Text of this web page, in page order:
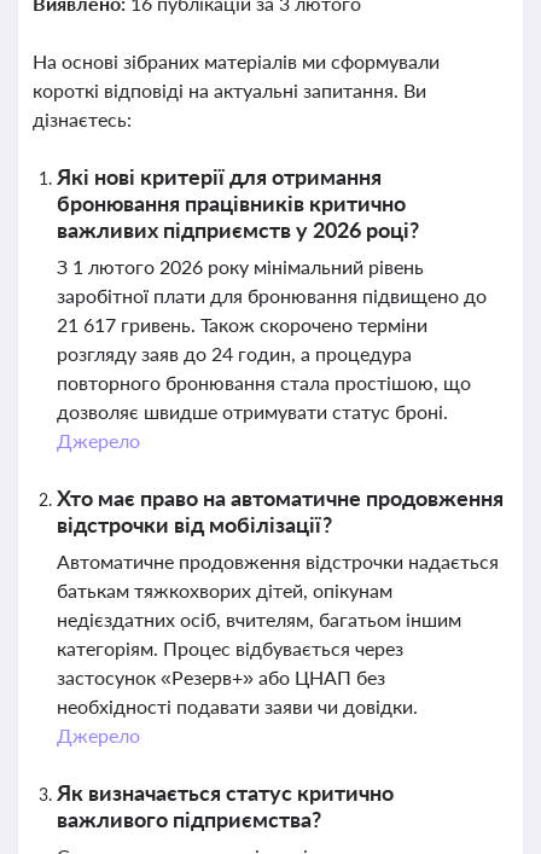
На основі зібраних матеріалів ми сформували
короткі відповіді на актуальні запитання. Ви
дізнаєтесь:
Які нові критерії для отримання
бронювання працівників критично
важливих підприємств у 2026 році?
З 1 лютого 2026 року мінімальний рівень
заробітної плати для бронювання підвищено до
21 617 гривень. Також скорочено терміни
розгляду заяв до 24 годин, а процедура
повторного бронювання стала простішою, що
дозволяє швидше отримувати статус броні.
Джерело
Хто має право на автоматичне продовження
відстрочки від мобілізації?
Автоматичне продовження відстрочки надається
батькам тяжкохворих дітей, опікунам
недієздатних осіб, вчителям, багатьом іншим
категоріям. Процес відбувається через
застосунок «Резерв+» або ЦНАП без
необхідності подавати заяви чи довідки.
Джерело
Як визначається статус критично
важливого підприємства?